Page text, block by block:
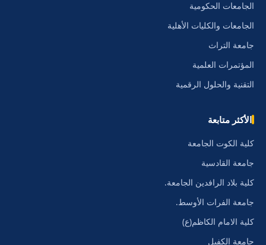
الجامعات الحكومية
الجامعات والكليات الأهلية
جامعة التراث
المؤتمرات العلمية
التقنية والحلول الرقمية
الأكثر متابعة
كلية الكوت الجامعة
جامعة القادسية
كلية بلاد الرافدين الجامعة.
جامعة الفرات الأوسط.
كلية الامام الكاظم(ع)
جامعة الكفيل